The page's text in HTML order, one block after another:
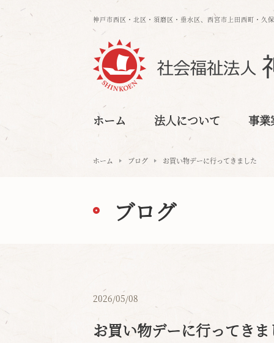
神戸市西区・北区・須磨区・垂水区、⻄宮市上⽥⻄町・久
ホーム 法人について 事業
ホーム ブログ お買い物デーに行ってきました
ブログ
2026/05/08
お買い物デーに行ってきま